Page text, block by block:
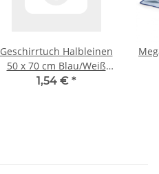
Geschirrtuch Halbleinen
50 x 70 cm Blau/Weiß
Karo
1,54 € *